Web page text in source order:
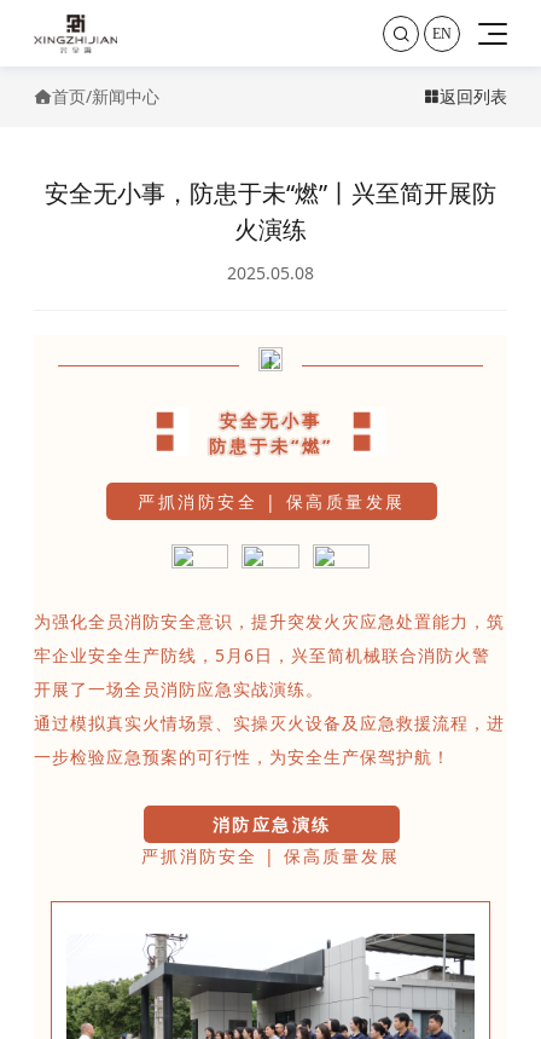
 EN
首页/新闻中心 返回列表
安全无小事，防患于未“燃”丨兴至简开展防
火演练
2025.05.08
!
安全无小事
防患于未“燃”
严抓消防安全 | 保高质量发展
为强化全员消防安全意识，提升突发火灾应急处置能力，筑
牢企业安全生产防线，5月6日，兴至简机械联合消防火警
开展了一场全员消防应急实战演练。
通过模拟真实火情场景、实操灭火设备及应急救援流程，进
一步检验应急预案的可行性，为安全生产保驾护航！
消防应急演练
严抓消防安全 | 保高质量发展